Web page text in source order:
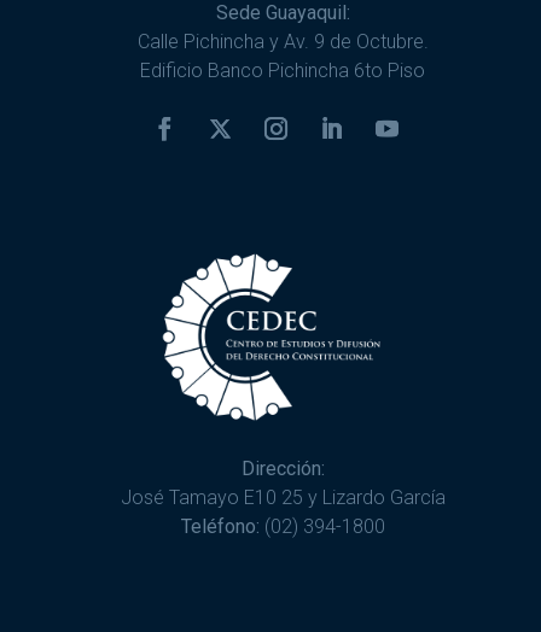
Sede Guayaquil:
Calle Pichincha y Av. 9 de Octubre.
Edificio Banco Pichincha 6to Piso
Dirección:
José Tamayo E10 25 y Lizardo García
Teléfono: (02) 394-1800